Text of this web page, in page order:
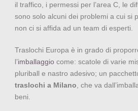
il traffico, i permessi per l’area C, le
sono solo alcuni dei problemi a cui si
non ci si affida ad un team di esperti.
Traslochi Europa è in grado di
l’imballaggio come: scatole di varie
pluriball e nastro adesivo; un
traslochi a Milano , che va
beni.